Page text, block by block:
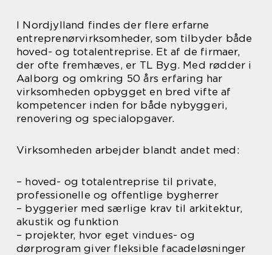
I Nordjylland findes der flere erfarne
entreprenørvirksomheder, som tilbyder både
hoved- og totalentreprise. Et af de firmaer,
der ofte fremhæves, er TL Byg. Med rødder i
Aalborg og omkring 50 års erfaring har
virksomheden opbygget en bred vifte af
kompetencer inden for både nybyggeri,
renovering og specialopgaver.
Virksomheden arbejder blandt andet med:
– hoved- og totalentreprise til private,
professionelle og offentlige bygherrer
– byggerier med særlige krav til arkitektur,
akustik og funktion
– projekter, hvor eget vindues- og
dørprogram giver fleksible facadeløsninger